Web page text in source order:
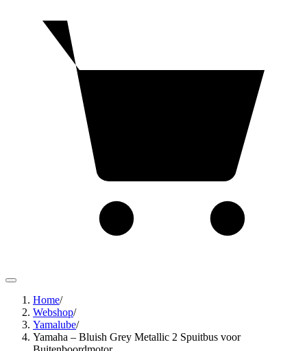
Home/
Webshop/
Yamalube/
Yamaha – Bluish Grey Metallic 2 Spuitbus voor